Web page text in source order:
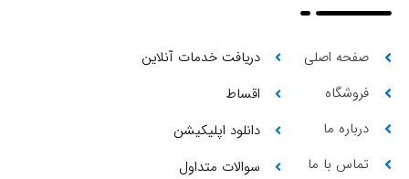
صفحه اصلی
فروشگاه
درباره ما
تماس با ما
دریافت خدمات آنلاین
اقساط
دانلود اپلیکیشن
سوالات متداول